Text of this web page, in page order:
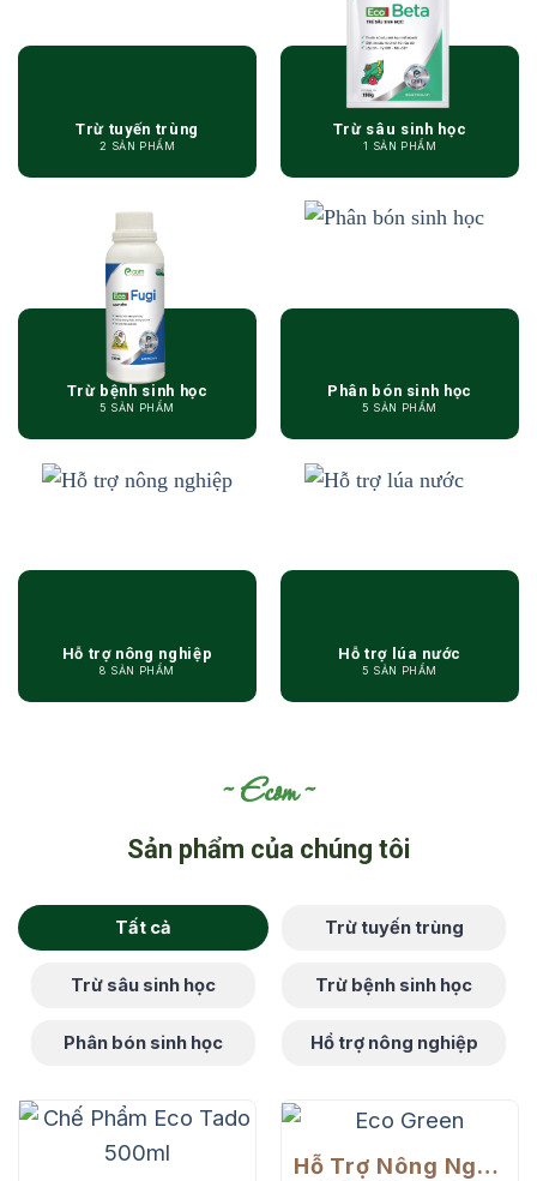
Trừ tuyến trùng
2 SẢN PHẨM
Trừ sâu sinh học
1 SẢN PHẨM
Trừ bệnh sinh học
5 SẢN PHẨM
Phân bón sinh học
5 SẢN PHẨM
Hỗ trợ nông nghiệp
8 SẢN PHẨM
Hỗ trợ lúa nước
5 SẢN PHẨM
Ecom
Sản phẩm của chúng tôi
Tất cả Trừ tuyến trùng
Trừ sâu sinh học Trừ bệnh sinh học
Phân bón sinh học Hổ trợ nông nghiệp
Hỗ Trợ Nông Nghiệp